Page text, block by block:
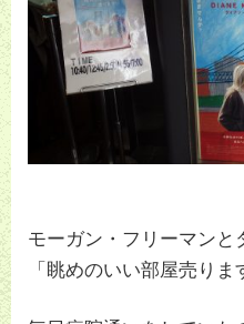
モーガン・フリーマンと
「眺めのいい部屋売りま